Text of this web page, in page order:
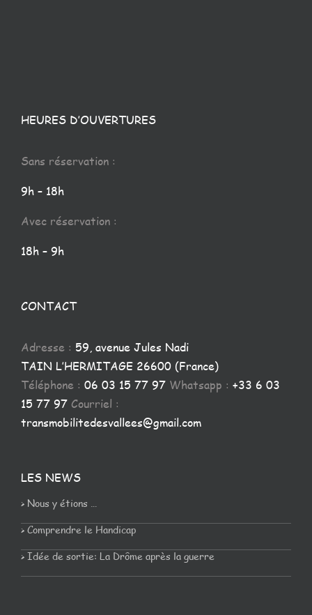
HEURES D’OUVERTURES
Sans réservation :
9h – 18h
Avec réservation :
18h – 9h
LES NEWS
> Nous y étions …
> Comprendre le Handicap
> Idée de sortie: La Drôme après la guerre
CONTACT
Adresse : 59, avenue Jules Nadi
TAIN L’HERMITAGE 26600 (France)
Téléphone : 06 03 15 77 97Whatsapp : +33 6 03
15 77 97Courriel :
transmobilitedesvallees@gmail.com